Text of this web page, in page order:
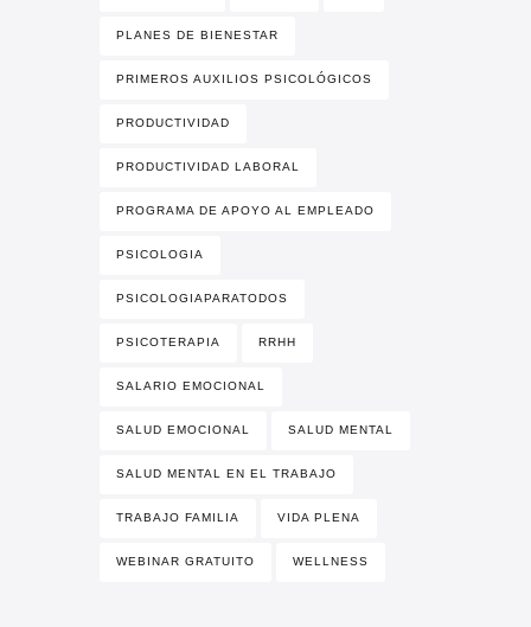
PLANES DE BIENESTAR
PRIMEROS AUXILIOS PSICOLÓGICOS
PRODUCTIVIDAD
PRODUCTIVIDAD LABORAL
PROGRAMA DE APOYO AL EMPLEADO
PSICOLOGIA
PSICOLOGIAPARATODOS
PSICOTERAPIA RRHH
SALARIO EMOCIONAL
SALUD EMOCIONAL SALUD MENTAL
SALUD MENTAL EN EL TRABAJO
TRABAJO FAMILIA VIDA PLENA
WEBINAR GRATUITO WELLNESS